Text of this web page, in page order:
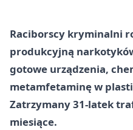
Raciborscy kryminalni
produkcyjną
gotowe urządzenia,
metamfetaminę w
Zatrzymany 31‑latek
miesiące.